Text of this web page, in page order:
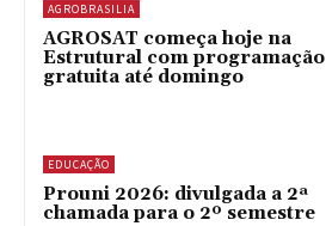
AGROBRASILIA
AGROSAT começa hoje na
Estrutural com programação
gratuita até domingo
EDUCAÇÃO
Prouni 2026: divulgada a 2ª
chamada para o 2º semestre